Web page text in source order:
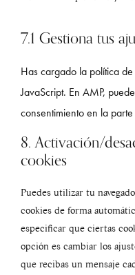
7.1 Gestiona tus
Has cargado la política
JavaScript. En AMP,
consentimiento en la
8. Activación/
cookies
Puedes utilizar tu
cookies de forma
especificar que ciertas
opción es cambiar los
que recibas un mensaje